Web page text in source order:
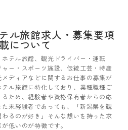
ル旅館求人・募集要項
について
テル旅館、観光ドライバー・運転
ー・スポーツ施設、伝統工芸・特産
ディアなどに関するお仕事の募集が
ル旅館に特化しており、業種職種ご
ため、経験者や資格保有者からの応
未経験者であっても、「新潟県を観
るのが好き」そんな想いを持った求
低いのが特徴です。